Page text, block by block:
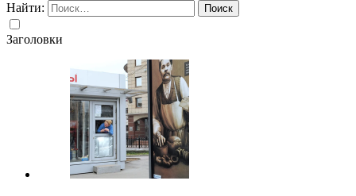
Найти:
Заголовки